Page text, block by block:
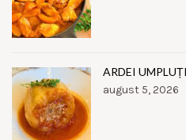
ARDEI
august 5, 2026